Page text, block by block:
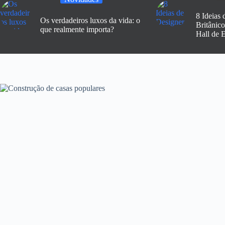
Os verdadeiros luxos da vida: o
que realmente importa?
8 Ideias
Hall de